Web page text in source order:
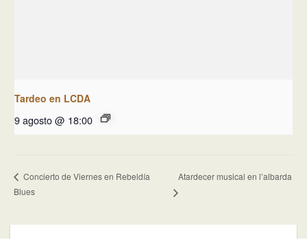
Tardeo en LCDA
9 agosto @ 18:00
Concierto de Viernes en Rebeldía
Blues
Atardecer musical en l’albarda